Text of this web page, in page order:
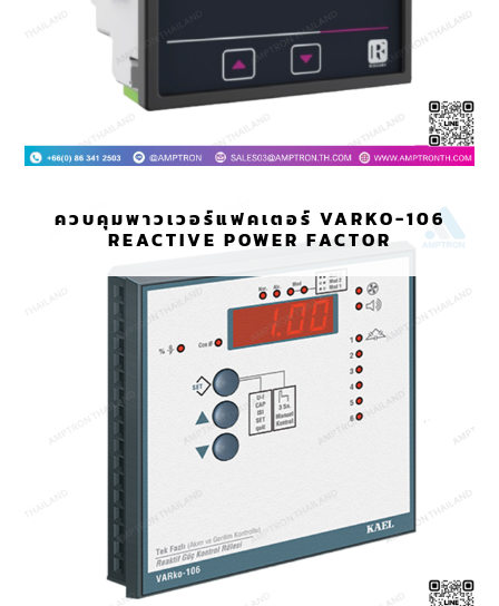
ควบคุมพาวเวอร์แฟคเตอร์ VARKO-106
REACTIVE POWER FACTOR